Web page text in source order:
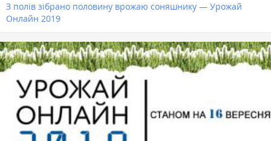
З полів зібрано половину врожаю соняшнику — Урожай
Онлайн 2019